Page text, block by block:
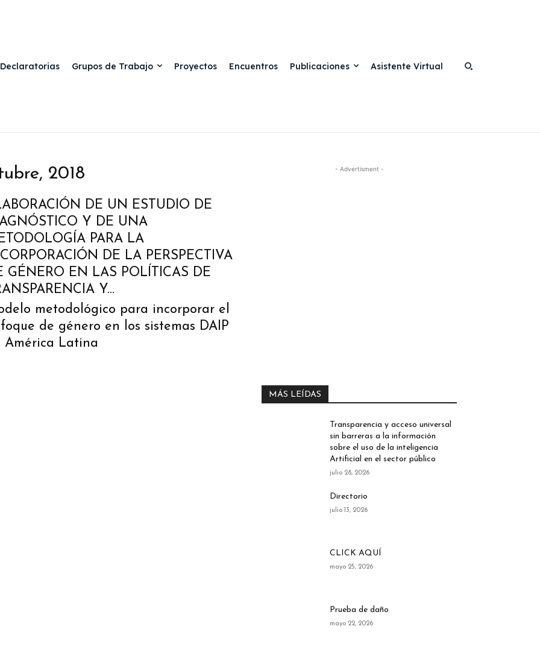
Declaratorias Grupos de Trabajo Proyectos Encuentros Publicaciones Asistente Virtual
2018
DE UN ESTUDIO DE
Y DE UNA
PARA LA
DE LA PERSPECTIVA
GÉNERO EN LAS POLÍTICAS DE
Y...
metodológico para incorporar el
de género en los sistemas DAIP
América Latina
- Advertisment -
MÁS LEÍDAS
Transparencia y acceso universal
sin barreras a la información
sobre el uso de la inteligencia
Artificial en el sector público
julio 28, 2026
Directorio
julio 13, 2026
CLICK AQUÍ
mayo 25, 2026
Prueba de daño
mayo 22, 2026